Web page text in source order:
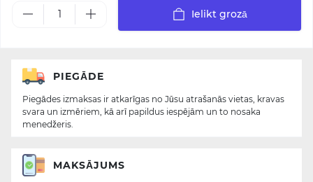
Ielikt grozā
PIEGĀDE
Piegādes izmaksas ir atkarīgas no Jūsu atrašanās vietas, kravas
svara un izmēriem, kā arī papildus iespējām un to nosaka
menedžeris.
MAKSĀJUMS